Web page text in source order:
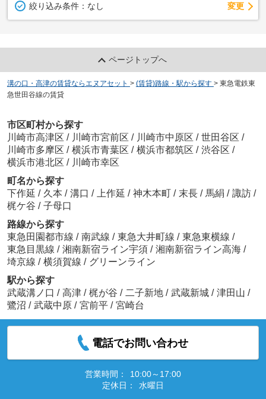
絞り込み条件： なし 変更
ページトップへ
溝の口・高津の賃貸ならエヌアセット > (賃貸)路線・駅から探す > 東急電鉄東
急世田谷線の賃貸
市区町村から探す
川崎市高津区 / 川崎市宮前区 / 川崎市中原区 / 世田谷区 /
川崎市多摩区 / 横浜市青葉区 / 横浜市都筑区 / 渋谷区 /
横浜市港北区 / 川崎市幸区
町名から探す
下作延 / 久本 / 溝口 / 上作延 / 神木本町 / 末長 / 馬絹 / 諏訪 /
梶ケ谷 / 子母口
路線から探す
東急田園都市線 / 南武線 / 東急大井町線 / 東急東横線 /
東急目黒線 / 湘南新宿ライン宇須 / 湘南新宿ライン高海 /
埼京線 / 横須賀線 / グリーンライン
駅から探す
武蔵溝ノ口 / 高津 / 梶が谷 / 二子新地 / 武蔵新城 / 津田山 /
鷺沼 / 武蔵中原 / 宮前平 / 宮崎台
電話でお問い合わせ
営業時間：
10:00～17:00
定休日：
水曜日